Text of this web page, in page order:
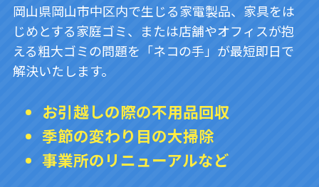
岡山県岡山市中区内で生じる家電製品、家具をは
じめとする家庭ゴミ、または店舗やオフィスが抱
える粗大ゴミの問題を「ネコの手」が最短即日で
解決いたします。
お引越しの際の不用品回収
季節の変わり目の大掃除
事業所のリニューアルなど